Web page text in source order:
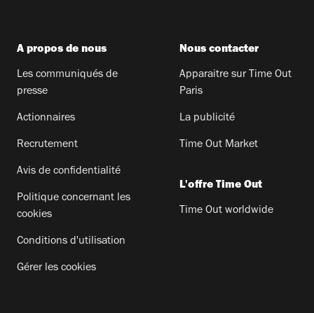
A propos de nous
Les communiqués de
presse
Actionnaires
Recrutement
Avis de confidentialité
Politique concernant les
cookies
Conditions d'utilisation
Gérer les cookies
Nous contacter
Apparaitre sur Time Out
Paris
La publicité
Time Out Market
L'offre Time Out
Time Out worldwide